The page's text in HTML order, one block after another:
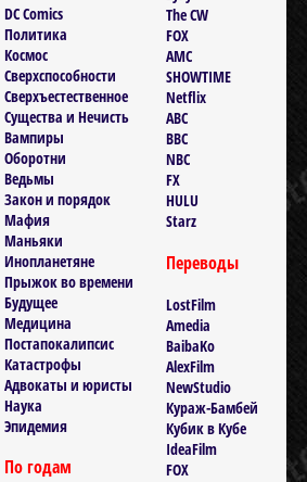
DC Comics
Политика
Космос
Сверхспособности
Сверхъестественное
Существа и Нечисть
Вампиры
Оборотни
Ведьмы
Закон и порядок
Мафия
Маньяки
Инопланетяне
Прыжок во времени
Будущее
Медицина
Постапокалипсис
Катастрофы
Адвокаты и юристы
Наука
Эпидемия
По годам
The CW
FOX
AMC
SHOWTIME
Netflix
ABC
BBC
NBC
FX
HULU
Starz
Переводы
LostFilm
Amedia
BaibaKo
AlexFilm
NewStudio
Кураж-Бамбей
Кубик в Кубе
IdeaFilm
FOX